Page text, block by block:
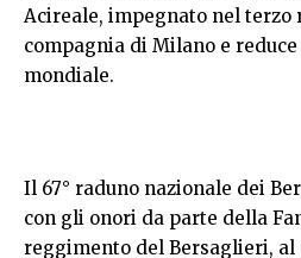
Acireale, impegnato nel
compagnia di Milano e
mondiale.
Il 67° raduno nazionale dei
con gli onori da parte della
reggimento del Bersaglieri, al